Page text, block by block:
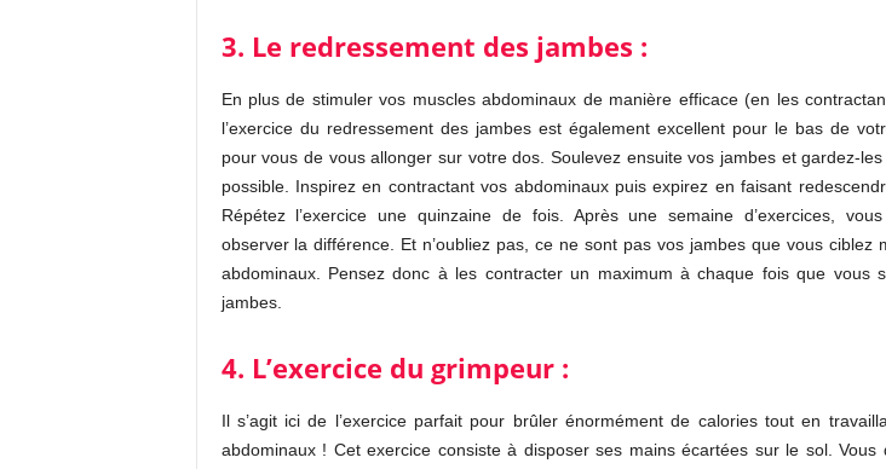
3. Le redressement des jambes :
En plus de stimuler vos muscles abdominaux de manière efficace (en les
l’exercice du redressement des jambes est également excellent pour le bas de
pour vous de vous allonger sur votre dos. Soulevez ensuite vos jambes et gardez-
possible. Inspirez en contractant vos abdominaux puis expirez en faisant
Répétez l’exercice une quinzaine de fois. Après une semaine d’exercices,
observer la différence. Et n’oubliez pas, ce ne sont pas vos jambes que vous ciblez
abdominaux. Pensez donc à les contracter un maximum à chaque fois que vous
jambes.
4. L’exercice du grimpeur :
Il s’agit ici de l’exercice parfait pour brûler énormément de calories tout en
abdominaux ! Cet exercice consiste à disposer ses mains écartées sur le sol. Vous